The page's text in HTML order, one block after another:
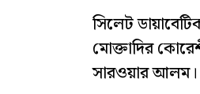
সিলেট
মোক্তাদির
সারওয়ার আলম।